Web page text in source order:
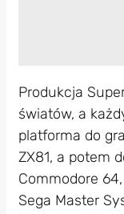
Produkcja
światów, a
platforma do
ZX81, a potem
Commodore
Sega Master